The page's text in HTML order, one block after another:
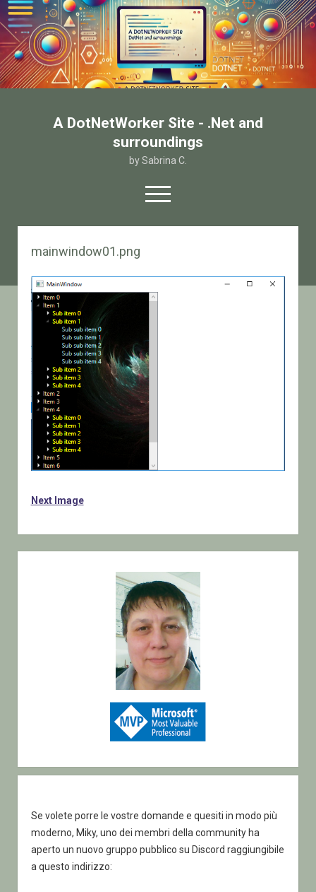
A DotNetWorker Site - .Net and
surroundings
by Sabrina C.
open
menu
twitterfacebook
email-form
Chi sono
mainwindow01.png
Next Image
Se volete porre le vostre domande e quesiti in modo più
moderno, Miky, uno dei membri della community ha
aperto un nuovo gruppo pubblico su Discord raggiungibile
a questo indirizzo: